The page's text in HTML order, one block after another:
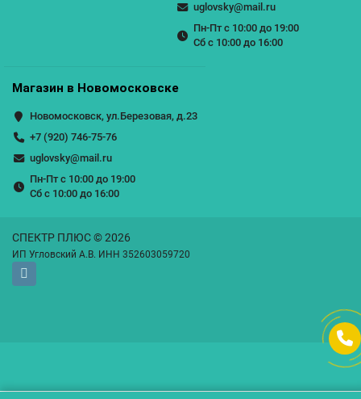
uglovsky@mail.ru
Пн-Пт с 10:00 до 19:00
Сб с 10:00 до 16:00
Магазин в Новомосковске
Новомосковск, ул.Березовая, д.23
+7 (920) 746-75-76
uglovsky@mail.ru
Пн-Пт с 10:00 до 19:00
Сб с 10:00 до 16:00
СПЕКТР ПЛЮС © 2026
ИП Угловский А.В. ИНН 352603059720